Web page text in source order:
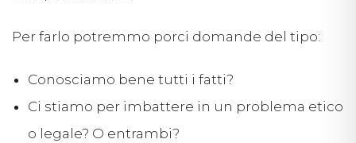
Per farlo potremmo porci domande del tipo:
Conosciamo bene tutti i fatti?
Ci stiamo per imbattere in un problema etico
o legale? O entrambi?